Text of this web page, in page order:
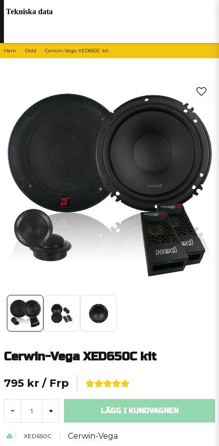
Hem Dold Cerwin-Vega XED650C kit
Cerwin-Vega XED650C kit
795 kr / Frp
- + LÄGG I KUNDVAGNEN
XED650C Cerwin-Vega
Tekniska data